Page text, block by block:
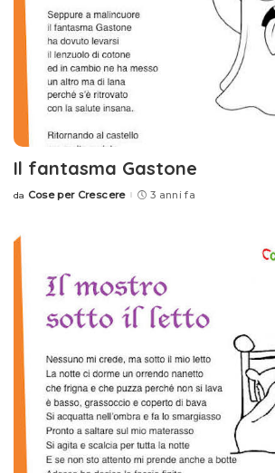
Il fantasma Gastone
Posted
da Cose per Crescere 3 anni fa